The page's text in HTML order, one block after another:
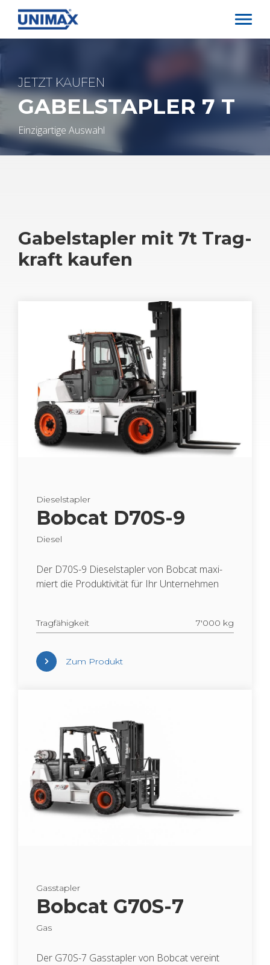
Inhalt
JETZT KAU­FEN
GA­BEL­STAP­LER 7 T
Ein­zig­ar­ti­ge Aus­wahl
Ga­bel­stap­ler mit 7t Trag­
kraft kau­fen
Die­sel­stap­ler
Bob­cat D70S-9
Die­sel
Der D70S-9 Die­sel­stap­ler von Bob­cat ma­xi­
miert die Pro­duk­ti­vi­tät für Ihr Un­ter­neh­men
Trag­fä­hig­keit 7'000 kg
Zum Pro­dukt
Gas­stap­ler
Bob­cat G70S-7
Gas
Der G70S-7 Gas­stap­ler von Bob­cat ver­eint